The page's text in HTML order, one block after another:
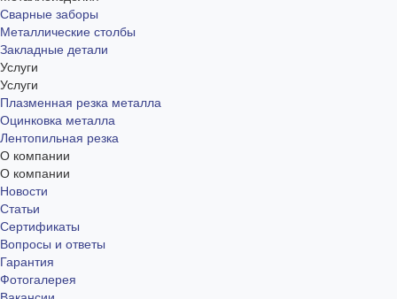
Сварные заборы
Металлические столбы
Закладные детали
Услуги
Услуги
Плазменная резка металла
Оцинковка металла
Лентопильная резка
О компании
О компании
Новости
Статьи
Сертификаты
Вопросы и ответы
Гарантия
Фотогалерея